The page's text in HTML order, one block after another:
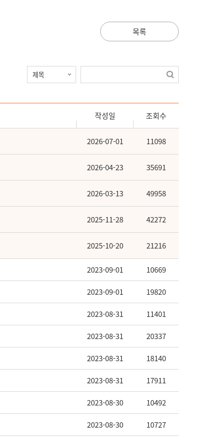
목록
작성일 조회수
2026-07-01 11098
2026-04-23 35691
2026-03-13 49958
2025-11-28 42272
2025-10-20 21216
2023-09-01 10669
2023-09-01 19820
2023-08-31 11401
2023-08-31 20337
2023-08-31 18140
2023-08-31 17911
2023-08-30 10492
2023-08-30 10727